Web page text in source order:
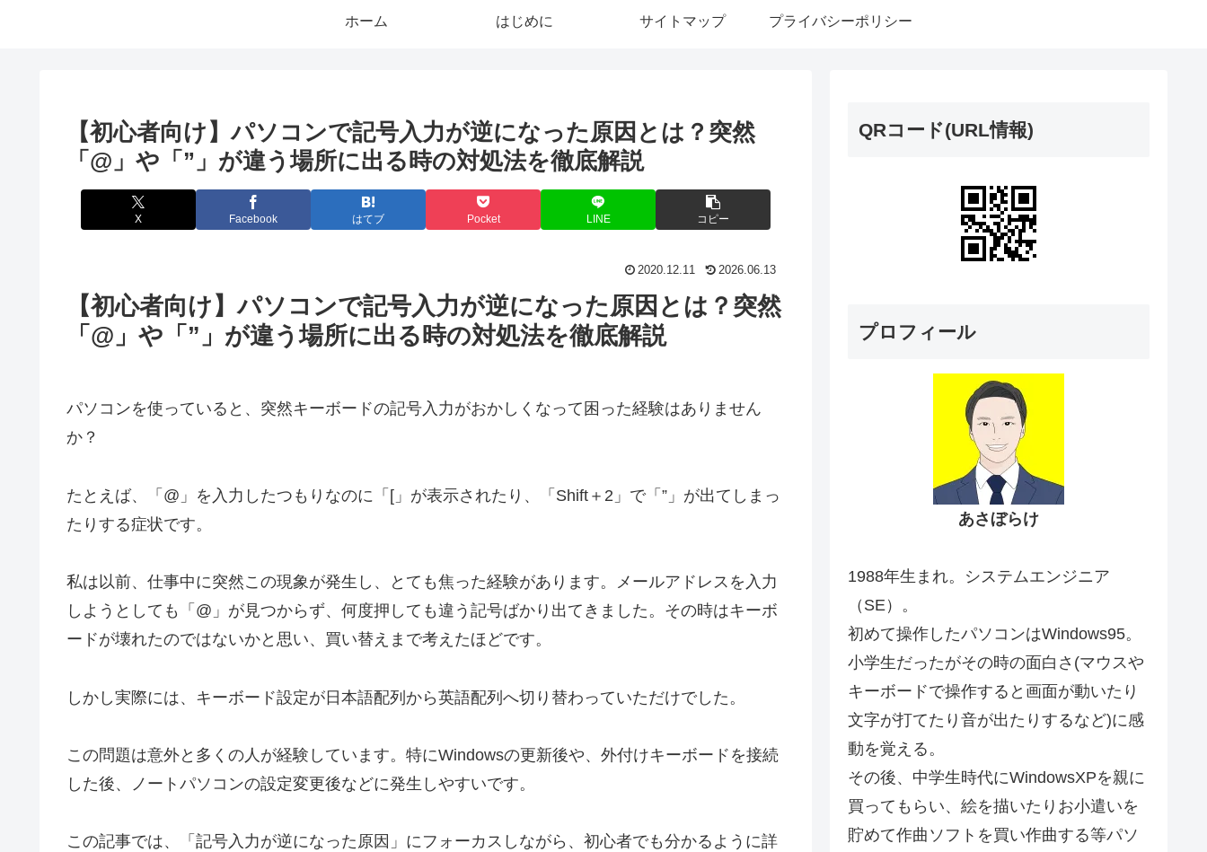
ホーム はじめに サイトマップ プライバシーポリシー
【初心者向け】パソコンで記号入力が逆になった原因とは？突然
「@」や「”」が違う場所に出る時の対処法を徹底解説
X Facebook はてブ Pocket LINE コピー
2020.12.11 2026.06.13
【初心者向け】パソコンで記号入力が逆になった原因とは？突然
「@」や「”」が違う場所に出る時の対処法を徹底解説
パソコンを使っていると、突然キーボードの記号入力がおかしくなって困った経験はありません
か？
たとえば、「@」を入力したつもりなのに「[」が表示されたり、「Shift＋2」で「”」が出てしまっ
たりする症状です。
私は以前、仕事中に突然この現象が発生し、とても焦った経験があります。メールアドレスを入力
しようとしても「@」が見つからず、何度押しても違う記号ばかり出てきました。その時はキーボ
ードが壊れたのではないかと思い、買い替えまで考えたほどです。
しかし実際には、キーボード設定が日本語配列から英語配列へ切り替わっていただけでした。
この問題は意外と多くの人が経験しています。特にWindowsの更新後や、外付けキーボードを接続
した後、ノートパソコンの設定変更後などに発生しやすいです。
この記事では、「記号入力が逆になった原因」にフォーカスしながら、初心者でも分かるように詳
QRコード(URL情報)
プロフィール
あさぼらけ
1988年生まれ。システムエンジニア
（SE）。
初めて操作したパソコンはWindows95。
小学生だったがその時の面白さ(マウスや
キーボードで操作すると画面が動いたり
文字が打てたり音が出たりするなど)に感
動を覚える。
その後、中学生時代にWindowsXPを親に
買ってもらい、絵を描いたりお小遣いを
貯めて作曲ソフトを買い作曲する等パソ